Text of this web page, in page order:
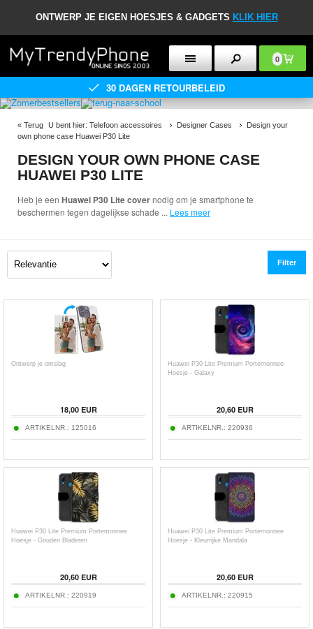
ONTWERP JE EIGEN HOESJES & GADGETS KLIK HIER
0
30 DAGEN RETOURBELEID
« Terug U bent hier: Telefoon accessoires Designer Cases
Design your
own phone case Huawei P30 Lite
DESIGN YOUR OWN PHONE CASE
HUAWEI P30 LITE
Heb je een Huawei P30 Lite covernodig om je smartphone te
beschermen tegen dagelijkse schade ... Lees meer
Filter
Ontwerp je omslag
18,00EUR
ARTIKELNR.: 125016
Huawei P30 Lite Premium Portemonnee
Hoesje - Galaxy
20,60EUR
ARTIKELNR.: 220936
Huawei P30 Lite Premium Portemonnee
Hoesje - Gouden Bladeren
20,60EUR
ARTIKELNR.: 220919
Huawei P30 Lite Premium Portemonnee
Hoesje - Kleurrijke Mandala
20,60EUR
ARTIKELNR.: 220915